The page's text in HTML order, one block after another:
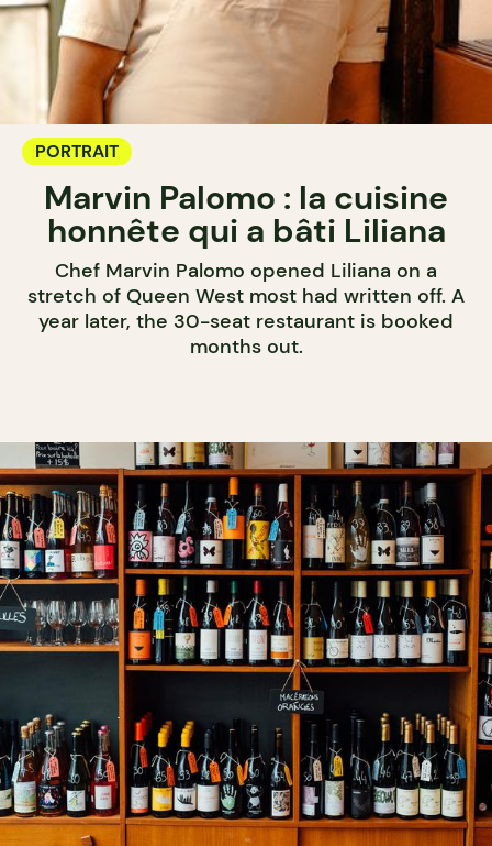
PORTRAIT
Marvin Palomo : la cuisine
honnête qui a bâti Liliana
Chef Marvin Palomo opened Liliana on a
stretch of Queen West most had written off. A
year later, the 30-seat restaurant is booked
months out.